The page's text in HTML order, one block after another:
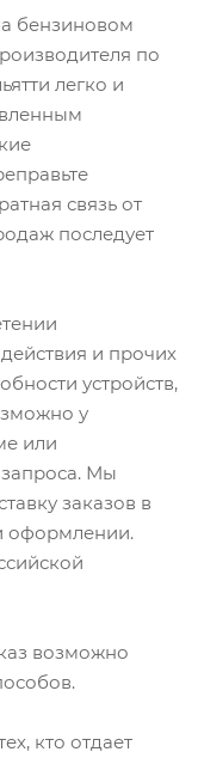
бензиновом
по
легко и
связь от
последует
и прочих
устройств,
у
или
Мы
заказов в
оформлении.
возможно
кто отдает